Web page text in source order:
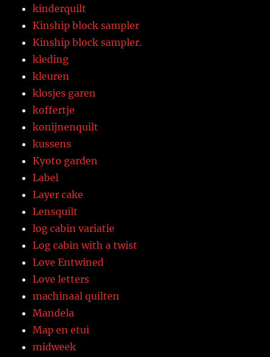
kinderquilt
Kinship block sampler
Kinship block sampler.
kleding
kleuren
klosjes garen
koffertje
konijnenquilt
kussens
Kyoto garden
Label
Layer cake
Lensquilt
log cabin variatie
Log cabin with a twist
Love Entwined
Love letters
machinaal quilten
Mandela
Map en etui
midweek